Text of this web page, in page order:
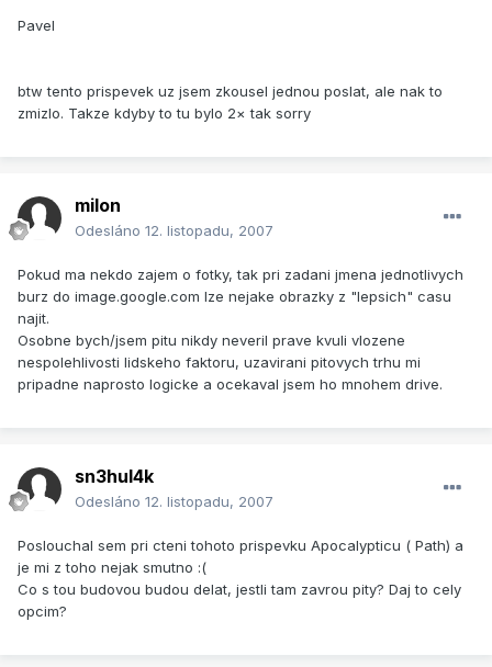
Pavel
btw tento prispevek uz jsem zkousel jednou poslat, ale nak to
zmizlo. Takze kdyby to tu bylo 2× tak sorry
milon
Odesláno 12. listopadu, 2007
Pokud ma nekdo zajem o fotky, tak pri zadani jmena jednotlivych
burz do image.google.com lze nejake obrazky z "lepsich" casu
najit.
Osobne bych/jsem pitu nikdy neveril prave kvuli vlozene
nespolehlivosti lidskeho faktoru, uzavirani pitovych trhu mi
pripadne naprosto logicke a ocekaval jsem ho mnohem drive.
sn3hul4k
Odesláno 12. listopadu, 2007
Poslouchal sem pri cteni tohoto prispevku Apocalypticu ( Path) a
je mi z toho nejak smutno :(
Co s tou budovou budou delat, jestli tam zavrou pity? Daj to cely
opcim?